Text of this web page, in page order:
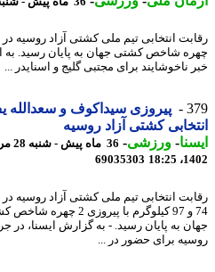
شاخص کشتی جهان به پایان رسید. به این
ناخوشایند برای مجتبی گلیج و اسنایدر ...
پیروزی سیداکوف و سعدالله یف
کشتی آزاد روسیه
-ورزشی-
36 ماه پیش - شنبه 28 مرداد
69035303
انتخابی تیم ملی کشتی آزاد روسیه در
74 و 97 کیلوگرم با پیروزی 2 چهره شاخص کشتی
به پایان رسید. - به گزارش ایسنا، در جریان
برای حضور در ...